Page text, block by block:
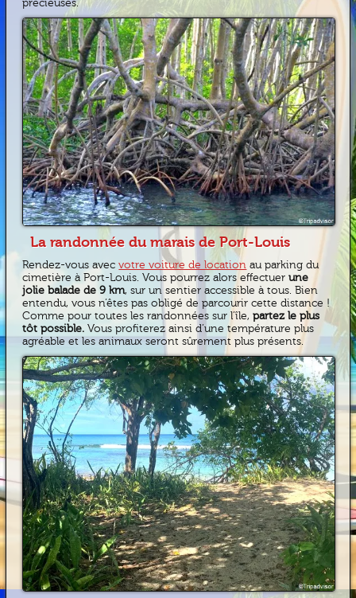
précieuses.
La randonnée du marais de Port-Louis
Rendez-vous avecvotre voiture de location au parking du
cimetière à Port-Louis. Vous pourrez alors effectuer une
jolie balade de 9 km, sur un sentier accessible à tous. Bien
entendu, vous n’êtes pas obligé de parcourir cette distance !
Comme pour toutes les randonnées sur l’île,partez le plus
tôt possible. Vous profiterez ainsi d’une température plus
agréable et les animaux seront sûrement plus présents.